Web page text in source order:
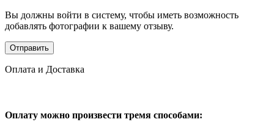
Вы должны войти в систему, чтобы иметь возможность
добавлять фотографии к вашему отзыву.
Оплата и Доставка
Оплату можно произвести тремя способами: